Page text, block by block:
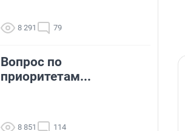
8 291 79
Вопрос по
приоритетам...
8 851 114